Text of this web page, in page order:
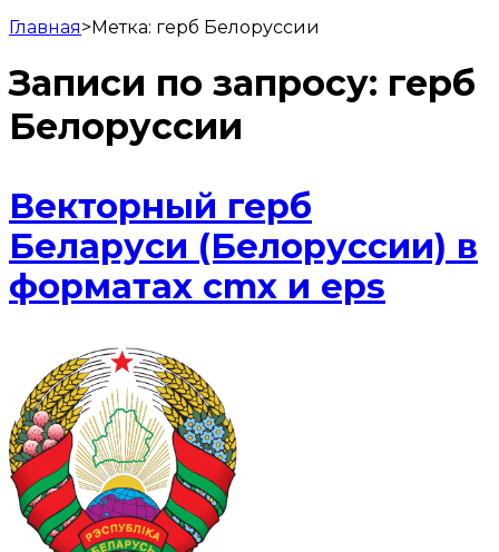
Главная>Метка: герб Белоруссии
Записи по запросу: герб
Белоруссии
Векторный герб
Беларуси (Белоруссии) в
форматах cmx и eps